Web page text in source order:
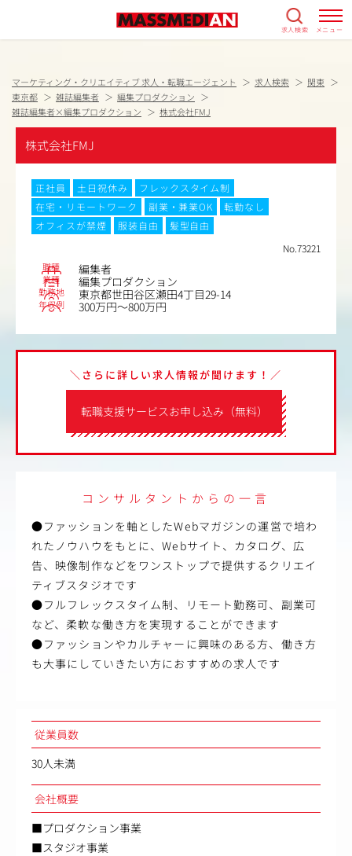
求人検索 メニュー
マーケティング・クリエイティブ 求人・転職エージェント 求人検索
関東
東京都
雑誌編集者
編集プロダクション
雑誌編集者×編集プロダクション
株式会社FMJ
株式会社FMJ
正社員 土日祝休み
フレックスタイム制
在宅・リモートワーク
副業・兼業OK
転勤なし
オフィスが禁煙
服装自由
髪型自由
No.73221
職種 編集者
業種 編集プロダクション
勤務地 東京都世田谷区瀬田4丁目29-14
年収例 300万円～800万円
転職支援サービスお申し込み（無料）
＼さらに詳しい求人情報が聞けます！／
コンサルタントからの一言
●ファッションを軸としたWebマガジンの運営で培わ
れたノウハウをもとに、Webサイト、カタログ、広
告、映像制作などをワンストップで提供するクリエイ
ティブスタジオです
●フルフレックスタイム制、リモート勤務可、副業可
など、柔軟な働き方を実現することができます
●ファッションやカルチャーに興味のある方、働き方
も大事にしていきたい方におすすめの求人です
従業員数
30人未満
会社概要
■プロダクション事業
■スタジオ事業